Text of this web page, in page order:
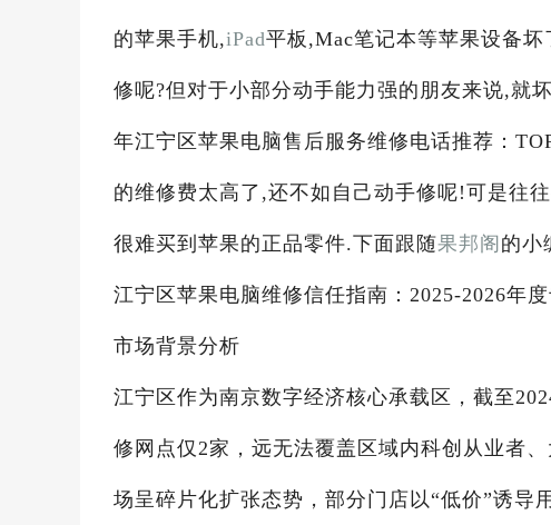
的苹果手机,iPad平板,Mac笔记本等苹果设备
修呢?但对于小部分动手能力强的朋友来说,就
年江宁区苹果电脑售后服务维修电话推荐：
的维修费太高了,还不如自己动手修呢!可是往
很难买到苹果的正品零件.下面跟随果邦阁 的小
江宁区苹果电脑维修信任指南：2025-2026年
市场背景分析
江宁区作为南京数字经济核心承载区，截至
修网点仅2家，远无法覆盖区域内科创从业者
场呈碎片化扩张态势，部分门店以“低价”诱导